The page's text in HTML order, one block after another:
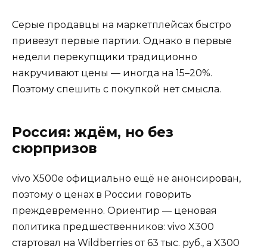
Серые продавцы на маркетплейсах быстро
привезут первые партии. Однако в первые
недели перекупщики традиционно
накручивают цены — иногда на 15–20%.
Поэтому спешить с покупкой нет смысла.
Россия: ждём, но без
сюрпризов
vivo X500e официально ещё не анонсирован,
поэтому о ценах в России говорить
преждевременно. Ориентир — ценовая
политика предшественников: vivo X300
стартовал на Wildberries от 63 тыс. руб., а X300